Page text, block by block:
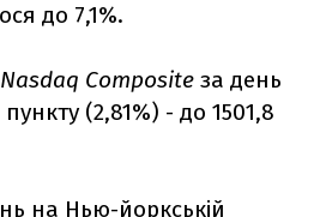
до 7,1%.
Nasdaq Composite за день
(2,81%) - до 1501,8
на Нью-йоркській